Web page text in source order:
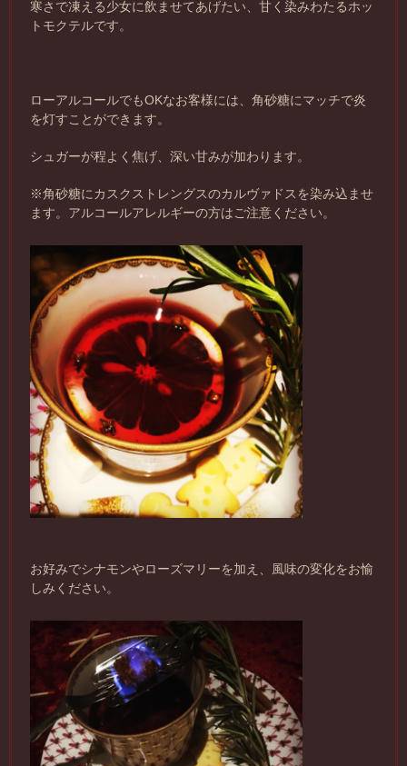
寒さで凍える少女に飲ませてあげたい、甘く染みわたるホッ
トモクテルです。
ローアルコールでもOKなお客様には、角砂糖にマッチで炎
を灯すことができます。
シュガーが程よく焦げ、深い甘みが加わります。
※角砂糖にカスクストレングスのカルヴァドスを染み込ませ
ます。アルコールアレルギーの方はご注意ください。
お好みでシナモンやローズマリーを加え、風味の変化をお愉
しみください。